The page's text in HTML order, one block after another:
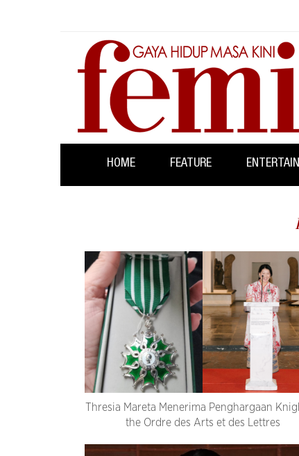
HOME FEATURE
Thresia Mareta Menerima Penghargaan
the Ordre des Arts et des Lettres